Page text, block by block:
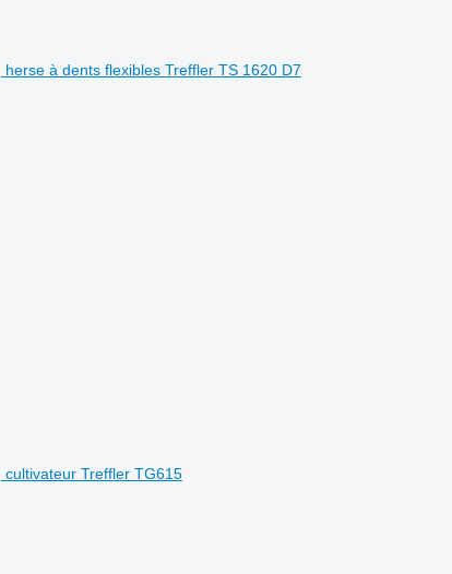
herse à dents flexibles Treffler TS 1620 D7
cultivateur Treffler TG615